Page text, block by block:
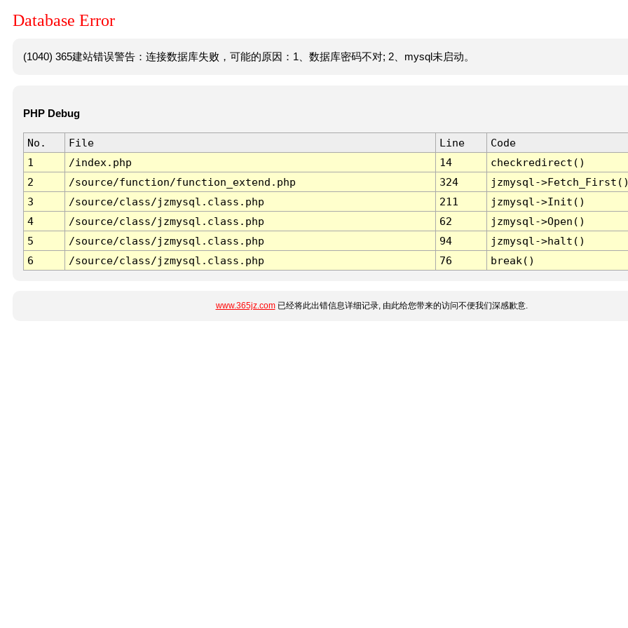
Database Error
(1040) 365建站错误警告：连接数据库失败，可能的原因：1、数据库密码不对; 2、mysql未启动。
PHP Debug
No. File Line
Code
1
/index.php 14
checkredirect()
2
/source/function/function_extend.php 324
jzmysql-
3
/source/class/jzmysql.class.php 211
jzmysql->Init()
4
/source/class/jzmysql.class.php 62
jzmysql->Open()
5
/source/class/jzmysql.class.php 94
jzmysql->halt()
6
/source/class/jzmysql.class.php 76 break()
www.365jz.com已经将此出错信息详细记录, 由此给您带来的访问不便我们深感歉意.